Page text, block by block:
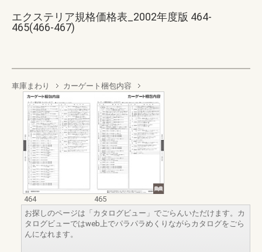
エクステリア規格価格表_2002年度版 464-
465(466-467)
車庫まわり カーゲート梱包内容
464
465
お探しのページは「カタログビュー」でごらんいただけます。カ
タログビューではweb上でパラパラめくりながらカタログをごら
んになれます。